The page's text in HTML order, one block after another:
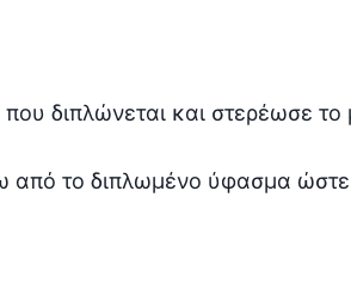
διπλώνεται και στερέωσε το
από το διπλωμένο ύφασμα